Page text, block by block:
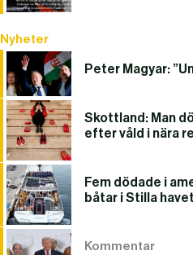
Nyheter
Peter Magyar:
Skottland: Man
efter våld i nära
Fem dödade i
båtar i Stilla havet
Kommentar